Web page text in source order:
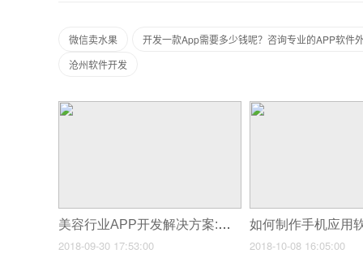
微信卖水果
开发一款App需要多少钱呢？咨询专业的APP软件
沧州软件开发
美容行业APP开发解决方案:不需要技术也能自己制作美容APP
2018-09-30 17:53:00 2018-10-08 16:05:00